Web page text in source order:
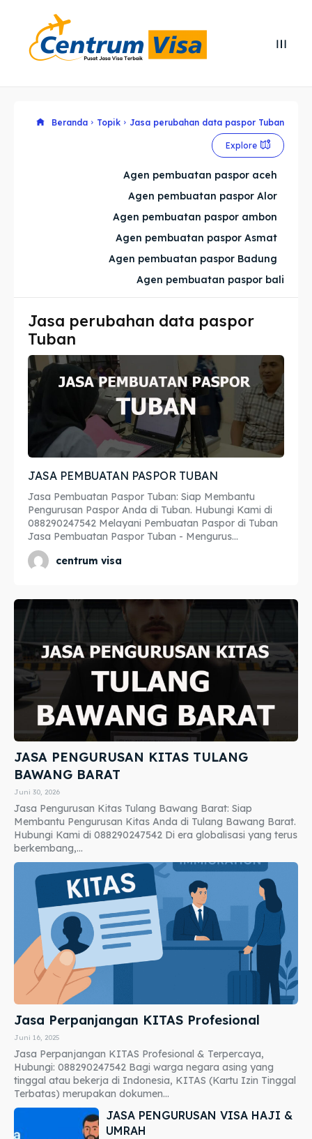
Cari
Cari
Explore our destinations
Imta
Legalisir
Apostille
Penerjemah
Asuransi
Blog
Explore our destinations
Imta
Legalisir
Apostille
Penerjemah
Asuransi
Blog
Beranda Topik Jasa perubahan data paspor Tuban
Explore
Agen pembuatan paspor aceh
Agen pembuatan paspor Alor
Agen pembuatan paspor ambon
Agen pembuatan paspor Asmat
Agen pembuatan paspor Badung
Agen pembuatan paspor bali
Jasa perubahan data paspor
Tuban
JASA PEMBUATAN PASPOR TUBAN
Jasa Pembuatan Paspor Tuban: Siap Membantu
Pengurusan Paspor Anda di Tuban. Hubungi Kami di
088290247542 Melayani Pembuatan Paspor di Tuban
Jasa Pembuatan Paspor Tuban - Mengurus...
centrum visa
JASA PENGURUSAN KITAS TULANG
BAWANG BARAT
Juni 30, 2026
Jasa Pengurusan Kitas Tulang Bawang Barat: Siap
Membantu Pengurusan Kitas Anda di Tulang Bawang Barat.
Hubungi Kami di 088290247542 Di era globalisasi yang terus
berkembang,...
Jasa Perpanjangan KITAS Profesional
Juni 16, 2025
Jasa Perpanjangan KITAS Profesional & Terpercaya,
Hubungi: 088290247542 Bagi warga negara asing yang
tinggal atau bekerja di Indonesia, KITAS (Kartu Izin Tinggal
Terbatas) merupakan dokumen...
JASA PENGURUSAN VISA HAJI &
UMRAH